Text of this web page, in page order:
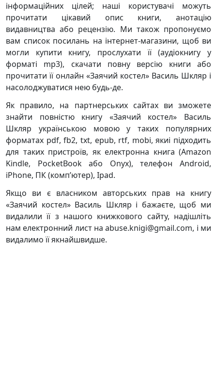
інформаційних цілей; наші користувачі можуть
прочитати цікавий опис книги, анотацію
видавництва або рецензію. Ми також пропонуємо
вам список посилань на інтернет-магазини, щоб ви
могли купити книгу, прослухати її (аудіокнигу у
форматі mp3), скачати повну версію книги або
прочитати її онлайн «Заячий костел» Василь Шкляр і
насолоджуватися нею будь-де.
Як правило, на партнерських сайтах ви зможете
знайти повністю книгу «Заячий костел» Василь
Шкляр українською мовою у таких популярних
форматах pdf, fb2, txt, epub, rtf, mobi, якиі підходить
для таких пристроїв, як електронна книга (Amazon
Kindle, PocketBook або Onyx), телефон Android,
iPhone, ПК (комп’ютер), Ipad.
Якщо ви є власником авторських прав на книгу
«Заячий костел» Василь Шкляр і бажаєте, щоб ми
видалили її з нашого книжкового сайту, надішліть
нам електронний лист на abuse.knigi@gmail.com, і ми
видалимо її якнайшвидше.